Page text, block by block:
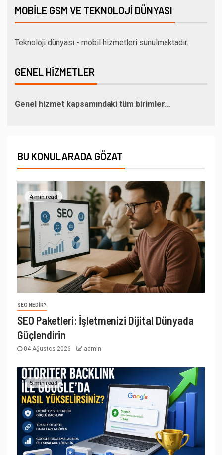
MOBILE GSM VE TEKNOLOJI DÜNYASI
Teknoloji dünyası - mobil hizmetleri sunulmaktadır.
GENEL HIZMETLER
Genel hizmet kapsamındaki tüm birimler…
BU KONULARADA GÖZAT
4 min read
SEO NEDIR?
SEO Paketleri: İşletmenizi Dijital Dünyada
Güçlendirin
04 Ağustos 2026 admin
5 min read